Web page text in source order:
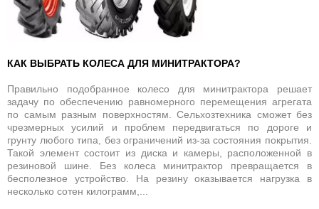
КАК ВЫБРАТЬ КОЛЕСА ДЛЯ МИНИТРАКТОРА?
Правильно подобранное колесо для минитрактора решает
задачу по обеспечению равномерного перемещения агрегата
по самым разным поверхностям. Сельхозтехника сможет без
чрезмерных усилий и проблем передвигаться по дороге и
грунту любого типа, без ограничений из-за состояния покрытия.
Такой элемент состоит из диска и камеры, расположенной в
резиновой шине. Без колеса минитрактор превращается в
бесполезное устройство. На резину оказывается нагрузка в
несколько сотен килограмм,...